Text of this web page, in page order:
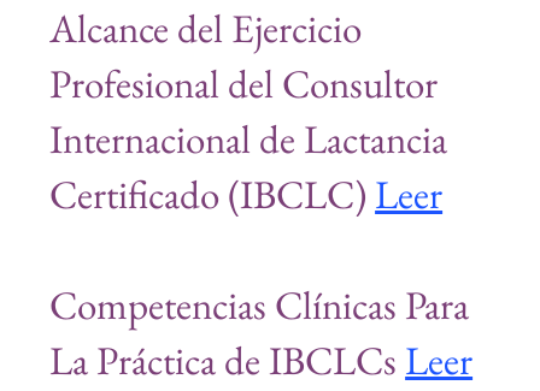
Alcance del Ejercicio
Profesional del Consultor
Internacional de Lactancia
Certificado (IBCLC) Leer
Competencias Clínicas Para
La Práctica de IBCLCs Leer